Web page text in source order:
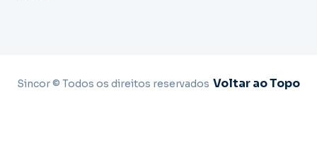
Sincor © Todos os direitos reservados Voltar ao Topo